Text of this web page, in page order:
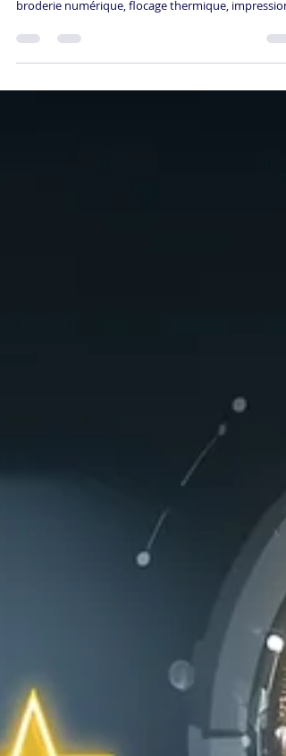
La personnalisation transforme l'expérience client
créant un lien émotionnel unique. Gravure laser,
directe : ces techniques créent des articles